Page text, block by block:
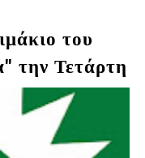
του
την Τετάρτη